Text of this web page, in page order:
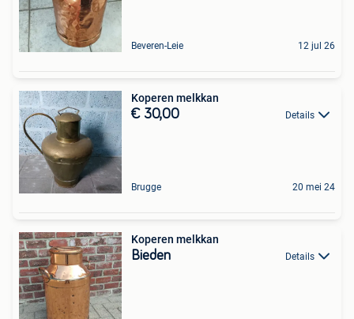
Beveren-Leie 12 jul 26
Koperen melkkan
€ 30,00 Details
Brugge 20 mei 24
Koperen melkkan
Bieden Details